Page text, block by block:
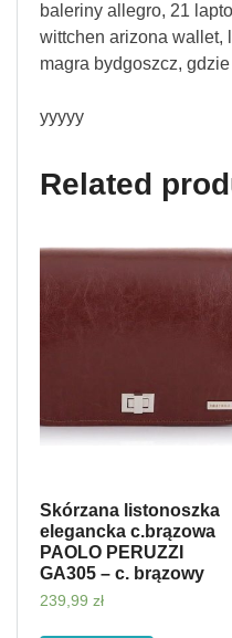
baleriny allegro, 21
wittchen arizona wallet,
magra bydgoszcz,
yyyyy
Related
Skórzana listonoszka
elegancka c.brązowa
PAOLO PERUZZI
GA305 – c. brązowy
239,99 zł